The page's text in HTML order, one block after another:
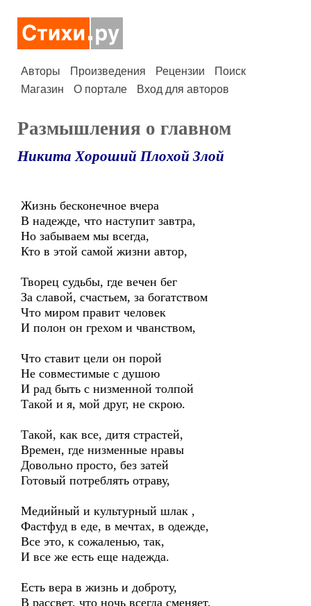
Авторы Произведения Рецензии
Поиск
Магазин
О портале Вход для авторов
Размышления о главном
Никита Хороший Плохой Злой
Жизнь бесконечное вчера
В надежде, что наступит завтра,
Но забываем мы всегда,
Кто в этой самой жизни автор,
Творец судьбы, где вечен бег
За славой, счастьем, за богатством
Что миром правит человек
И полон он грехом и чванством,
Что ставит цели он порой
Не совместимые с душою
И рад быть с низменной толпой
Такой и я, мой друг, не скрою.
Такой, как все, дитя страстей,
Времен, где низменные нравы
Довольно просто, без затей
Готовый потреблять отраву,
Медийный и культурный шлак ,
Фастфуд в еде, в мечтах, в одежде,
Все это, к сожаленью, так,
И все же есть еще надежда.
Есть вера в жизнь и доброту,
В рассвет, что ночь всегда сменяет,